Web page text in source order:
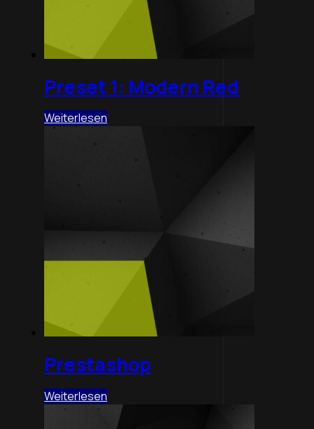
Preset 1: Modern Red
Weiterlesen
Prestashop
Weiterlesen